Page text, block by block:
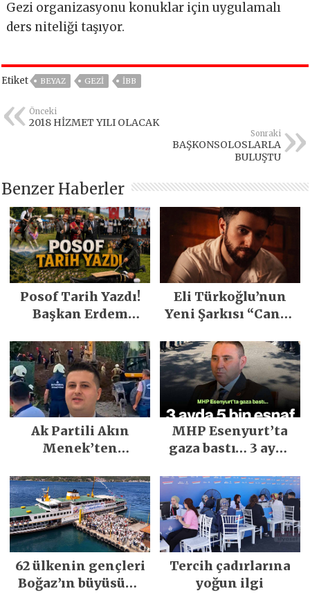
Gezi organizasyonu konuklar için uygulamalı
ders niteliği taşıyor.
Etiket BEYAZ GEZİ IBB
Önceki
2018 HİZMET YILI OLACAK
Sonraki
BAŞKONSOLOSLARLA
BULUŞTU
Benzer Haberler
Posof Tarih Yazdı!
Başkan Erdem
Emeğiyle Son
Yılların En Büyük
Festivali
Gerçekleşti
Eli Türkoğlu’nun
Yeni Şarkısı “Canın
İlgi Gördü!..
Ak Partili Akın
Menek’ten
heyelan sonrası
kritik uyarı
MHP Esenyurt’ta
gaza bastı… 3 ayda
edildi
62 ülkenin gençleri
Boğaz’ın büyüsüne
Tercih çadırlarına
yoğun ilgi